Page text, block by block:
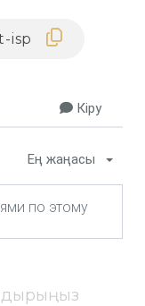
Кіру
Ең жаңасы